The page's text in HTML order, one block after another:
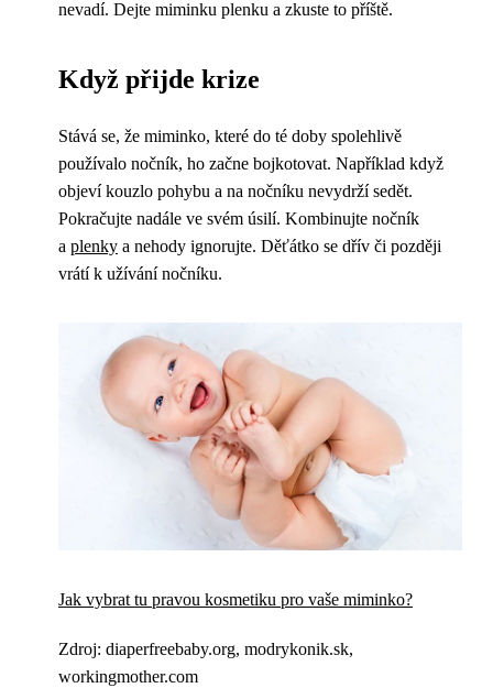
nevadí. Dejte miminku plenku a zkuste to příště.
Když přijde krize
Stává se, že miminko, které do té doby spolehlivě
používalo nočník, ho začne bojkotovat. Například když
objeví kouzlo pohybu a na nočníku nevydrží sedět.
Pokračujte nadále ve svém úsilí. Kombinujte nočník
a plenky a nehody ignorujte. Děťátko se dřív či později
vrátí k užívání nočníku.
Jak vybrat tu pravou kosmetiku pro vaše miminko?
Zdroj: diaperfreebaby.org, modrykonik.sk,
workingmother.com